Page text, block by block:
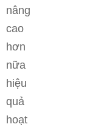
nâng
cao
hơn
nữa
hiệu
quả
hoạt